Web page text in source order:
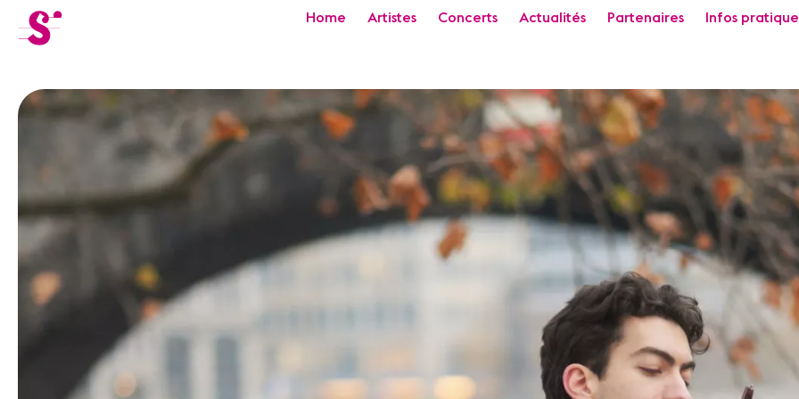
cat-festi
Actualités
Concerts
Bénévoles
Médiation
Home Artistes Concerts Actualités Partenaires Infos